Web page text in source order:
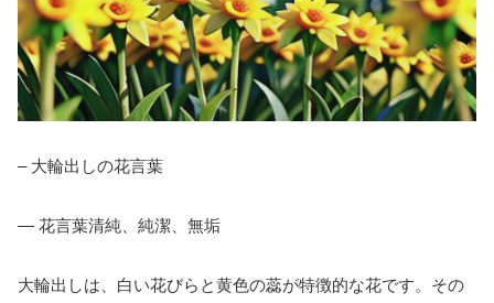
– 大輪出しの花言葉
— 花言葉清純、純潔、無垢
大輪出しは、白い花びらと黄色の蕊が特徴的な花です。その